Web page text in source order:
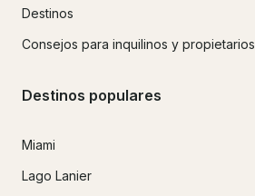
Destinos
Consejos para inquilinos y propietarios
Destinos populares
Miami
Lago Lanier